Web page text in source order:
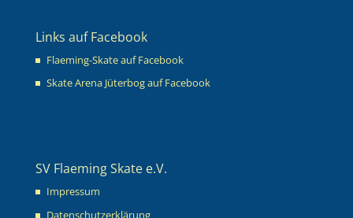
Links auf Facebook
Flaeming-Skate auf Facebook
Skate Arena Jüterbog auf Facebook
SV Flaeming Skate e.V.
Impressum
Datenschutzerklärung